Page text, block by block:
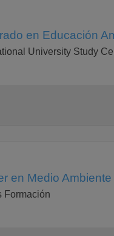
en Educación
University Study
en Medio
Formación